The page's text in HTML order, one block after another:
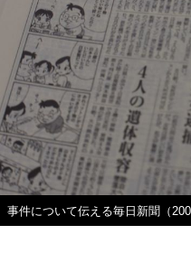
事件について伝える毎日新聞（